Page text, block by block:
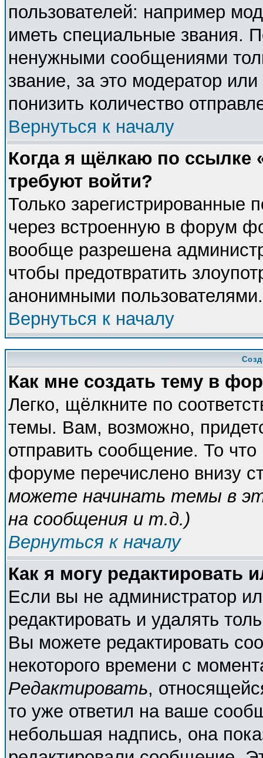
пользователей: например
иметь специальные звания.
ненужными сообщениями
звание, за это модератор
понизить количество
Вернуться к началу
Когда я щёлкаю по ссылке
требуют войти?
Только зарегистрированные
через встроенную в форум
вообще разрешена
чтобы предотвратить
анонимными пользователями.
Вернуться к началу
Как мне создать тему в
Легко, щёлкните по
темы. Вам, возможно,
отправить сообщение. То
форуме перечислено внизу
можете начинать темы в
на сообщения и т.д.)
Вернуться к началу
Как я могу редактировать
Если вы не администратор
редактировать и удалять
Вы можете редактировать
некоторого времени с
Редактировать,
то уже ответил на ваше
небольшая надпись, она